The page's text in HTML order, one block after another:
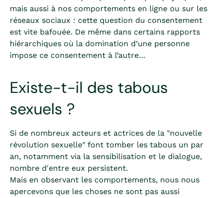
mais aussi à nos comportements en ligne ou sur les
réseaux sociaux : cette question du consentement
est vite bafouée. De même dans certains rapports
hiérarchiques où la domination d’une personne
impose ce consentement à l’autre…
Existe-t-il des tabous
sexuels ?
Si de nombreux acteurs et actrices de la "nouvelle
révolution sexuelle" font tomber les tabous un par
an, notamment via la sensibilisation et le dialogue,
nombre d'entre eux persistent.
Mais en observant les comportements, nous nous
apercevons que les choses ne sont pas aussi